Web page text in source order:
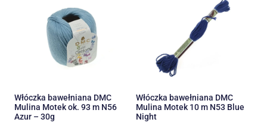
Włóczka bawełniana DMC
Mulina Motek ok. 93 m N56
Azur – 30g
Włóczka bawełniana DMC
Mulina Motek 10 m N53 Blue
Night